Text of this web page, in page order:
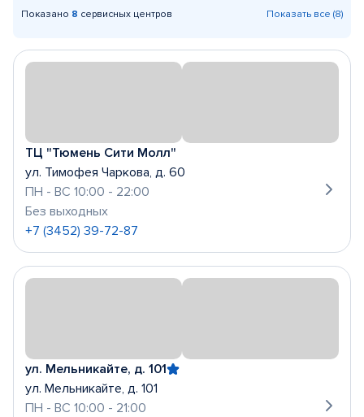
Показано 8 сервисных центров Показать все (8)
ТЦ "Тюмень Сити Молл"
ул. Тимофея Чаркова, д. 60
ПН - ВС 10:00 - 22:00
Без выходных
+7 (3452) 39-72-87
ул. Мельникайте, д. 101
ул. Мельникайте, д. 101
ПН - ВС 10:00 - 21:00